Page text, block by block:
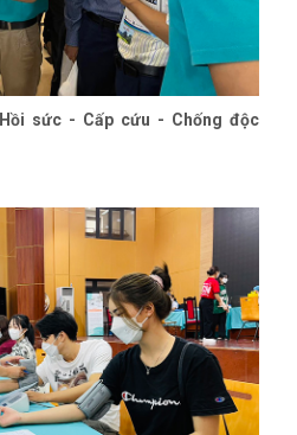
sức - Cấp cứu - Chống độc